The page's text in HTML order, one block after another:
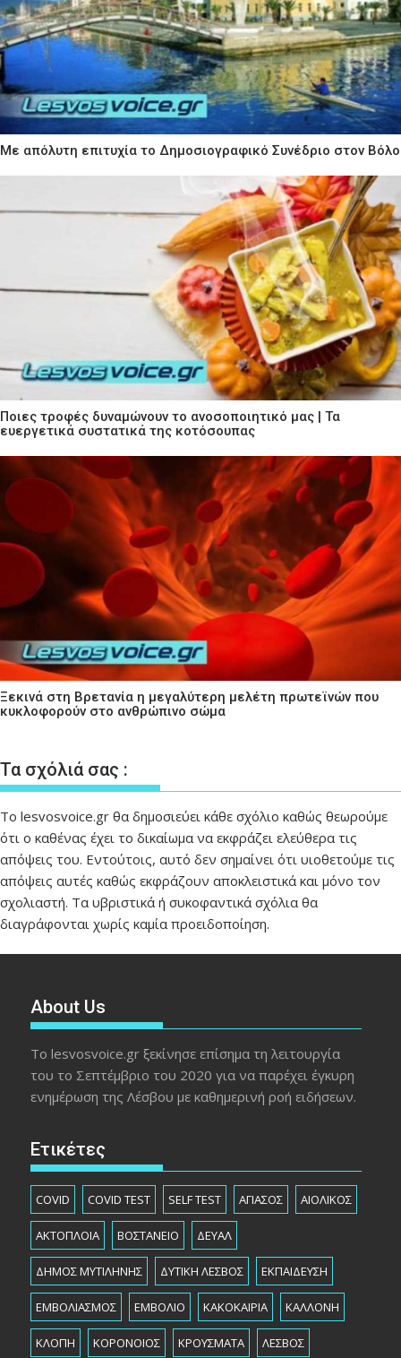
Με απόλυτη επιτυχία το Δημοσιογραφικό Συνέδριο στον Βόλο
Ποιες τροφές δυναμώνουν το ανοσοποιητικό μας | Τα
ευεργετικά συστατικά της κοτόσουπας
Ξεκινά στη Βρετανία η μεγαλύτερη μελέτη πρωτεϊνών που
κυκλοφορούν στο ανθρώπινο σώμα
Τα σχόλιά σας :
Το lesvosvoice.gr θα δημοσιεύει κάθε σχόλιο καθώς θεωρούμε
ότι ο καθένας έχει το δικαίωμα να εκφράζει ελεύθερα τις
απόψεις του. Εντούτοις, αυτό δεν σημαίνει ότι υιοθετούμε τις
απόψεις αυτές καθώς εκφράζουν αποκλειστικά και μόνο τον
σχολιαστή. Τα υβριστικά ή συκοφαντικά σχόλια θα
διαγράφονται χωρίς καμία προειδοποίηση.
About Us
Το lesvosvoice.gr ξεκίνησε επίσημα τη λειτουργία
του το Σεπτέμβριο του 2020 για να παρέχει έγκυρη
ενημέρωση της Λέσβου με καθημερινή ροή ειδήσεων.
Ετικέτες
COVID COVID TEST SELF TEST ΑΓΙΑΣΟΣ ΑΙΟΛΙΚΟΣ
ΑΚΤΟΠΛΟΙΑ ΒΟΣΤΑΝΕΙΟ ΔΕΥΑΛ
ΔΗΜΟΣ ΜΥΤΙΛΗΝΗΣ ΔΥΤΙΚΗ ΛΕΣΒΟΣ ΕΚΠΑΙΔΕΥΣΗ
ΕΜΒΟΛΙΑΣΜΟΣ ΕΜΒΟΛΙΟ ΚΑΚΟΚΑΙΡΙΑ ΚΑΛΛΟΝΗ
ΚΛΟΠΗ ΚΟΡΟΝΟΙΟΣ ΚΡΟΥΣΜΑΤΑ ΛΕΣΒΟΣ